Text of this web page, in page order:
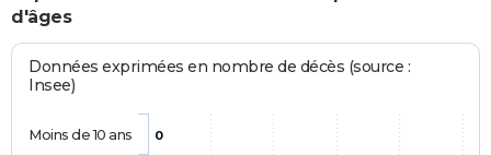
d'âges
Données exprimées en nombre de décès (source :
Insee)
0
Moins de 10 ans